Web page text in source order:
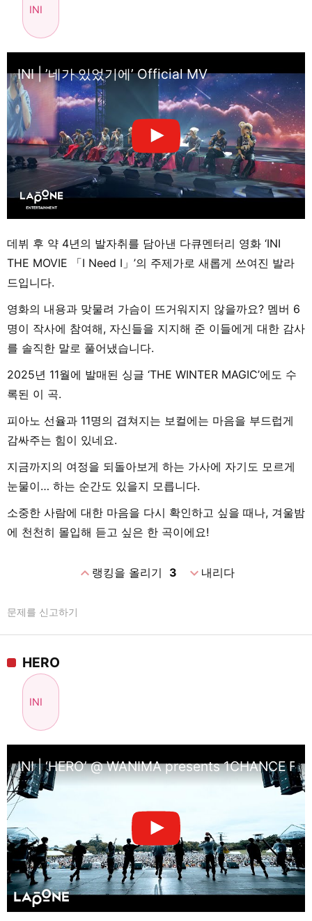
INI
INI | ’네가 있었기에’ Official MV
데뷔 후 약 4년의 발자취를 담아낸 다큐멘터리 영화 ‘INI
THE MOVIE 「I Need I」’의 주제가로 새롭게 쓰여진 발라
드입니다.
영화의 내용과 맞물려 가슴이 뜨거워지지 않을까요? 멤버 6
명이 작사에 참여해, 자신들을 지지해 준 이들에게 대한 감사
를 솔직한 말로 풀어냈습니다.
2025년 11월에 발매된 싱글 ‘THE WINTER MAGIC’에도 수
록된 이 곡.
피아노 선율과 11명의 겹쳐지는 보컬에는 마음을 부드럽게
감싸주는 힘이 있네요.
지금까지의 여정을 되돌아보게 하는 가사에 자기도 모르게
눈물이… 하는 순간도 있을지 모릅니다.
소중한 사람에 대한 마음을 다시 확인하고 싶을 때나, 겨울밤
에 천천히 몰입해 듣고 싶은 한 곡이에요!
expand_less랭킹을 올리기 3 expand_more내리다
문제를 신고하기
HERO
INI
INI | ‘HERO’ @ WANIMA presents 1CHANCE